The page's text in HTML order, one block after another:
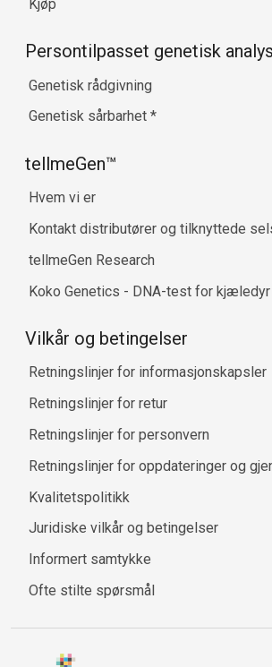
Kjøp
Persontilpasset genetisk
Genetisk rådgivning
Genetisk sårbarhet *
tellmeGen™
Hvem vi er
Kontakt distributører og tilknyttede
tellmeGen Research
Koko Genetics - DNA-test for kjæledyr
Vilkår og betingelser
Retningslinjer for informasjonskapsler
Retningslinjer for retur
Retningslinjer for personvern
Retningslinjer for oppdateringer og
Kvalitetspolitikk
Juridiske vilkår og betingelser
Informert samtykke
Ofte stilte spørsmål